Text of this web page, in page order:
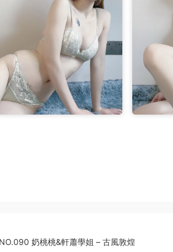
奶桃桃&軒蕭學姐 – 古風敦煌